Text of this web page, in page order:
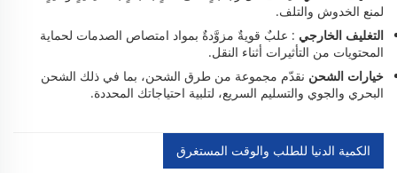
لمنع الخدوش والتلف.
التغليف الخارجي : علبٌ قويةٌ مزوَّدةٌ بمواد امتصاص الصدمات لحماية
المحتويات من التأثيرات أثناء النقل.
خيارات الشحن نقدّم مجموعة من طرق الشحن، بما في ذلك الشحن
البحري والجوي والتسليم السريع، لتلبية احتياجاتك المحددة.
الكمية الدنيا للطلب والوقت المستغرق